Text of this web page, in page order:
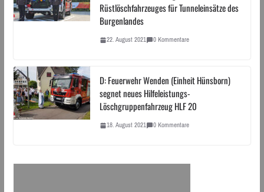
Rüstlöschfahrzeuges für Tunneleinsätze des
Burgenlandes
22. August 2021 0 Kommentare
D: Feuerwehr Wenden (Einheit Hünsborn)
segnet neues Hilfeleistungs-
Löschgruppenfahrzeug HLF 20
18. August 2021 0 Kommentare